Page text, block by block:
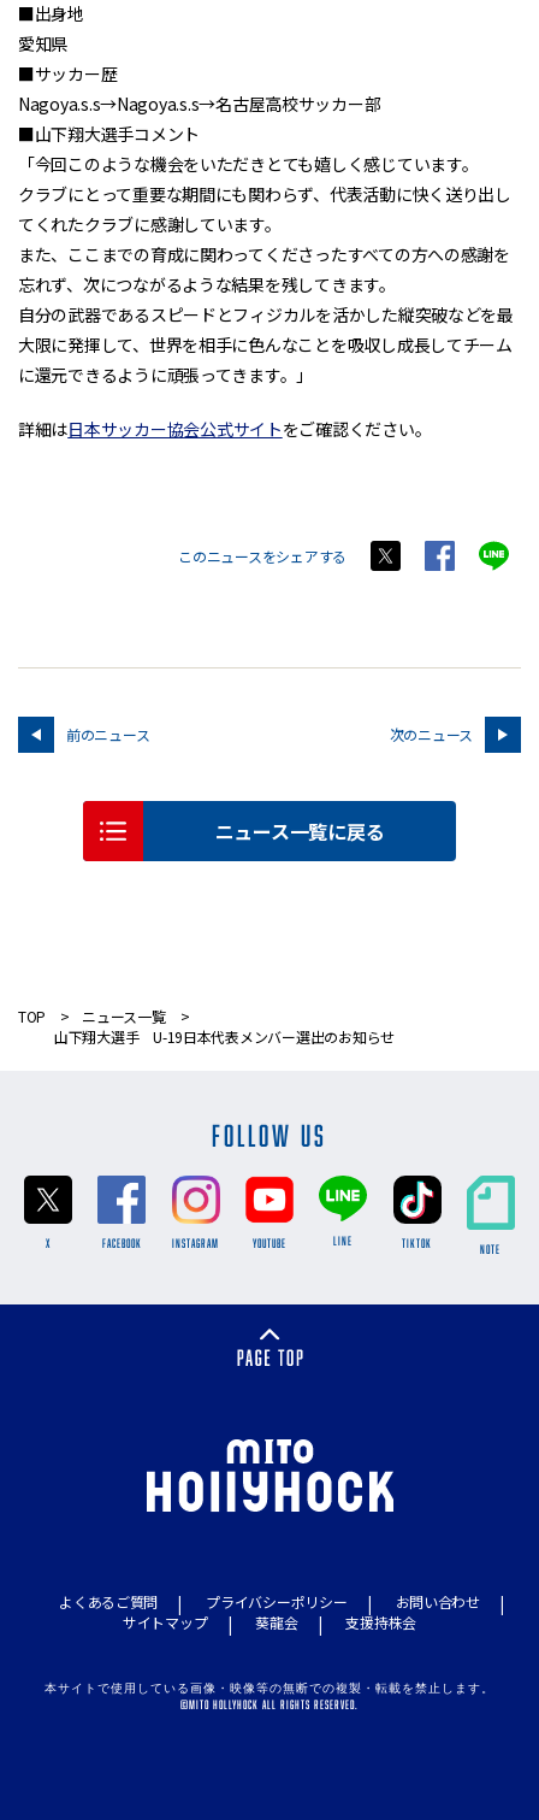
■出身地
愛知県
■サッカー歴
Nagoya.s.s→Nagoya.s.s→名古屋高校サッカー部
■山下翔大選手コメント
「今回このような機会をいただきとても嬉しく感じています。
クラブにとって重要な期間にも関わらず、代表活動に快く送り出し
てくれたクラブに感謝しています。
また、ここまでの育成に関わってくださったすべての方への感謝を
忘れず、次につながるような結果を残してきます。
自分の武器であるスピードとフィジカルを活かした縦突破などを最
大限に発揮して、世界を相手に色んなことを吸収し成長してチーム
に還元できるように頑張ってきます。」
詳細は日本サッカー協会公式サイトをご確認ください。
このニュースをシェアする
前のニュース 次のニュース
ニュース一覧に戻る
TOP
ニュース一覧
山下翔大選手 U-19日本代表メンバー選出のお知らせ
FOLLOW US
X FACEBOOK INSTAGRAM YOUTUBE LINE TikTok NOTE
よくあるご質問 プライバシーポリシー
お問い合わせ
サイトマップ
葵龍会 支援持株会
本サイトで使用している画像・映像等の無断での複製・転載を禁止します。
©MITO HOLLYHOCK ALL RIGHTS RESERVED.